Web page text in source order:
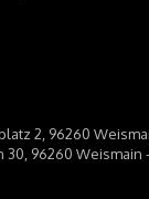
2, 96260
30, 96260 Weismain